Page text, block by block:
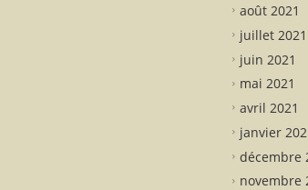
août 2021
juillet 2021
juin 2021
mai 2021
avril 2021
janvier
décembre
novembre